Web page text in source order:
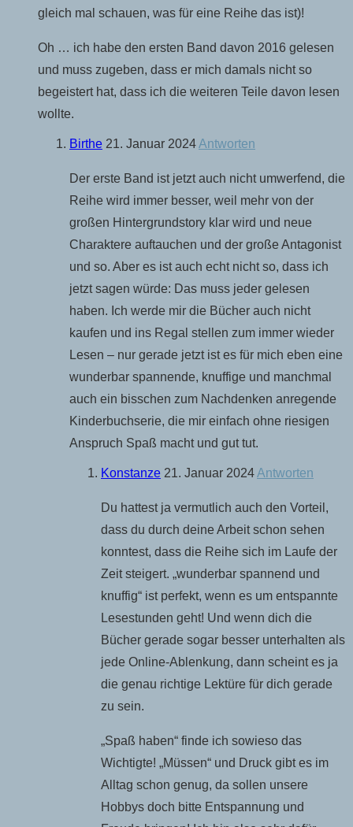
gleich mal schauen, was für eine Reihe das ist)!
Oh … ich habe den ersten Band davon 2016 gelesen
und muss zugeben, dass er mich damals nicht so
begeistert hat, dass ich die weiteren Teile davon lesen
wollte.
Birthe 21. Januar 2024Antworten
Der erste Band ist jetzt auch nicht umwerfend, die
Reihe wird immer besser, weil mehr von der
großen Hintergrundstory klar wird und neue
Charaktere auftauchen und der große Antagonist
und so. Aber es ist auch echt nicht so, dass ich
jetzt sagen würde: Das muss jeder gelesen
haben. Ich werde mir die Bücher auch nicht
kaufen und ins Regal stellen zum immer wieder
Lesen – nur gerade jetzt ist es für mich eben eine
wunderbar spannende, knuffige und manchmal
auch ein bisschen zum Nachdenken anregende
Kinderbuchserie, die mir einfach ohne riesigen
Anspruch Spaß macht und gut tut.
Konstanze 21. Januar 2024Antworten
Du hattest ja vermutlich auch den Vorteil,
dass du durch deine Arbeit schon sehen
konntest, dass die Reihe sich im Laufe der
Zeit steigert. „wunderbar spannend und
knuffig“ ist perfekt, wenn es um entspannte
Lesestunden geht! Und wenn dich die
Bücher gerade sogar besser unterhalten als
jede Online-Ablenkung, dann scheint es ja
die genau richtige Lektüre für dich gerade
zu sein.
„Spaß haben“ finde ich sowieso das
Wichtigte! „Müssen“ und Druck gibt es im
Alltag schon genug, da sollen unsere
Hobbys doch bitte Entspannung und